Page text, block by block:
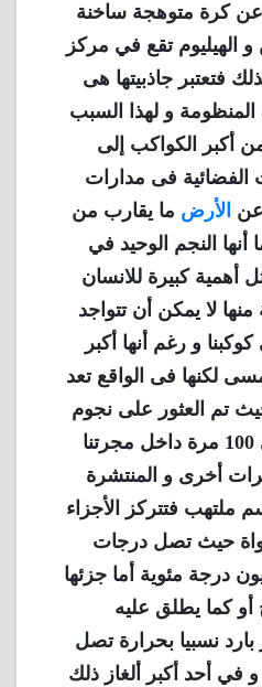
عن كرة متوهجة ساخنة
الهيليوم تقع في مركز
فتعتبر جاذبيتها هى
المنظومة و لهذا السبب
أكبر الكواكب إلى
الفضائية فى مدارات
الأرض ما يقارب من
أنها النجم الوحيد في
أهمية كبيرة للانسان
منها لا يمكن أن تتواجد
و رغم أنها أكبر
لكنها فى الواقع تعد
تم العثور على نجوم
أخرى و المنتشرة
ملتهب فتتركز الأجزاء
حيث تصل درجات
بها الى 15 مليون درجة مئوية أما جزئها
كما يطلق عليه
بارد نسبيا بحرارة تصل
و في أحد أكبر ألغاز ذلك